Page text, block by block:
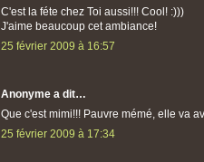
C'est la féte chez Toi aussi!!! Cool! :)))
J'aime beaucoup cet ambiance!
25 février 2009 à 16:57
Anonyme a dit…
Que c'est mimi!!! Pauvre mémé, elle va
25 février 2009 à 17:34